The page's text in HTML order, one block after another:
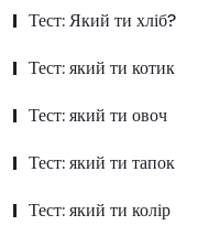
Тест: Який ти хліб?
Тест: який ти котик
Тест: який ти овоч
Тест: який ти тапок
Тест: який ти колір